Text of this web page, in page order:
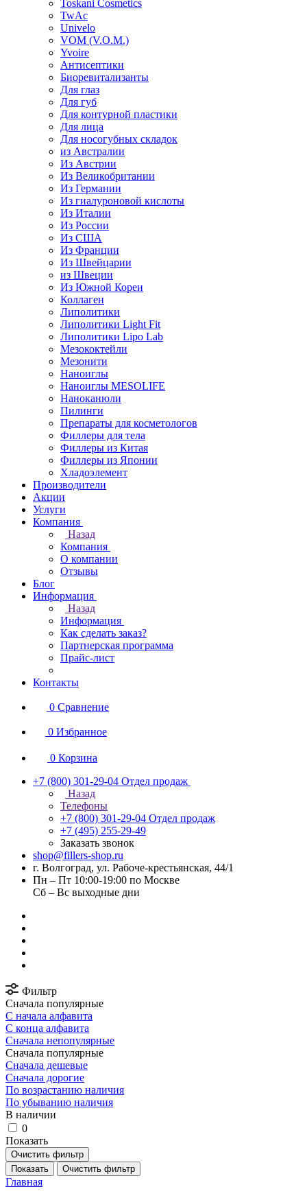
Toskani Cosmetics
TwAc
Univelo
VOM (V.O.M.)
Yvoire
Антисептики
Биоревитализанты
Для глаз
Для губ
Для контурной пластики
Для лица
Для носогубных складок
из Австралии
Из Австрии
Из Великобритании
Из Германии
Из гиалуроновой кислоты
Из Италии
Из России
Из США
Из Франции
Из Швейцарии
из Швеции
Из Южной Кореи
Коллаген
Липолитики
Липолитики Light Fit
Липолитики Lipo Lab
Мезококтейли
Мезонити
Наноиглы
Наноиглы MESOLIFE
Наноканюли
Пилинги
Препараты для косметологов
Филлеры для тела
Филлеры из Китая
Филлеры из Японии
Хладоэлемент
Производители
Акции
Услуги
Компания
Назад
Компания
О компании
Отзывы
Блог
Информация
Назад
Информация
Как сделать заказ?
Партнерская программа
Прайс-лист
Контакты
0 Сравнение
0 Избранное
0 Корзина
+7 (800) 301-29-04 Отдел продаж
Назад
Телефоны
+7 (800) 301-29-04 Отдел продаж
+7 (495) 255-29-49
Заказать звонок
shop@fillers-shop.ru
г. Волгоград, ул. Рабоче-крестьянская, 44/1
Пн – Пт 10:00-19:00 по Москве
Сб – Вс выходные дни
Фильтр
Сначала популярные
С начала алфавита
С конца алфавита
Сначала непопулярные
Сначала популярные
Сначала дешевые
Сначала дорогие
По возрастанию наличия
По убыванию наличия
В наличии
0
Показать
Очистить фильтр
Показать
Очистить фильтр
Главная